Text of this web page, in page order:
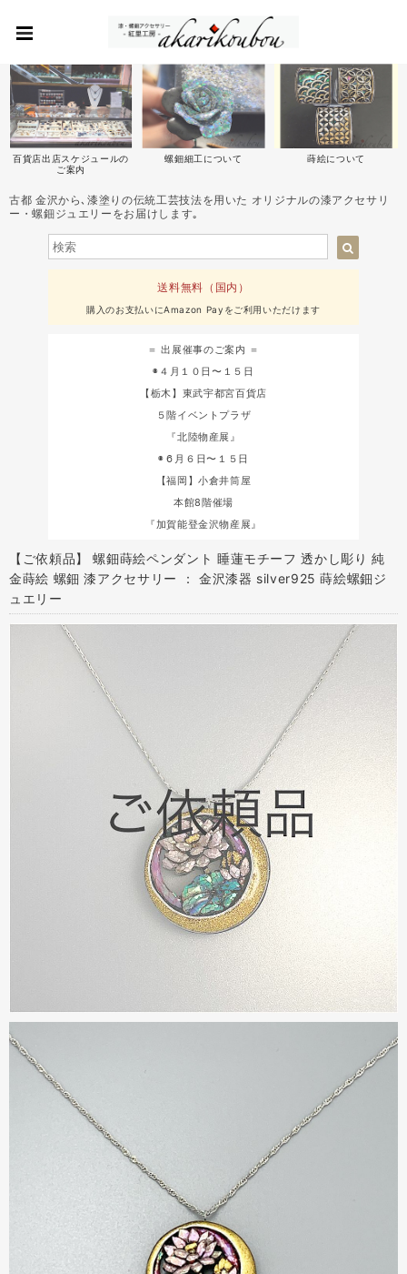
百貨店出店スケジュールの
ご案内
螺鈿細工について 蒔絵について
古都 金沢から､漆塗りの伝統工芸技法を用いた オリジナルの漆アクセサリ
ー・螺鈿ジュエリーをお届けします｡
送料無料（国内）
購入のお支払いにAmazon Payをご利用いただけます
＝ 出展催事のご案内 ＝
◉４月１０日〜１５日
【栃木】東武宇都宮百貨店
５階イベントプラザ
『北陸物産展』
◉６月６日〜１５日
【福岡】小倉井筒屋
本館8階催場
『加賀能登金沢物産展』
【ご依頼品】 螺鈿蒔絵ペンダント 睡蓮モチーフ 透かし彫り 純
金蒔絵 螺鈿 漆アクセサリー ： 金沢漆器 silver925 蒔絵螺鈿ジ
ュエリー